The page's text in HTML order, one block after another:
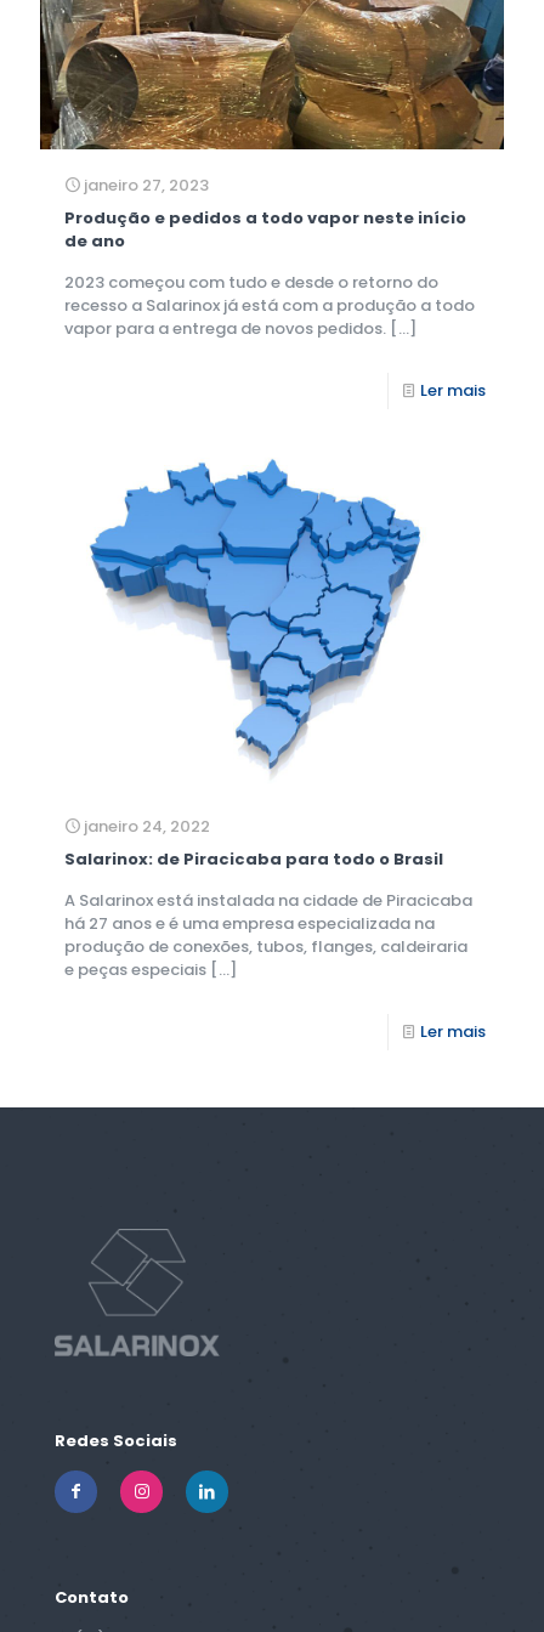
janeiro 27, 2023
Produção e pedidos a todo vapor neste início
de ano
2023 começou com tudo e desde o retorno do
recesso a Salarinox já está com a produção a todo
vapor para a entrega de novos pedidos. […]
Ler mais
janeiro 24, 2022
Salarinox: de Piracicaba para todo o Brasil
A Salarinox está instalada na cidade de Piracicaba
há 27 anos e é uma empresa especializada na
produção de conexões, tubos, flanges, caldeiraria
e peças especiais […]
Ler mais
Redes Sociais
Contato